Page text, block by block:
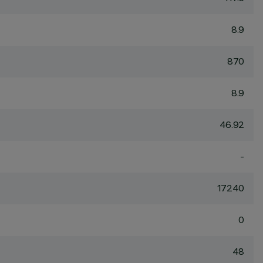
8.9
870
8.9
46.92
-
17240
0
48